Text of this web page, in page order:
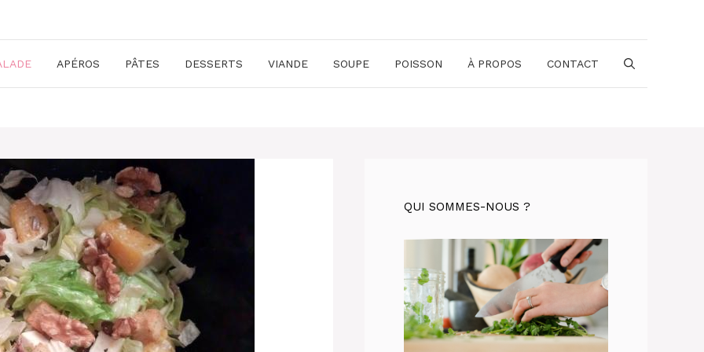
APÉROS PÂTES DESSERTS VIANDE SOUPE POISSON À PROPOS CONTACT
QUI SOMMES-NOUS ?